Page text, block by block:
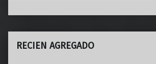
RECIEN AGREGADO